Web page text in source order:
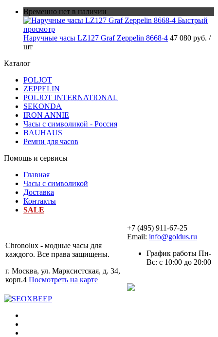
Временно нет в наличии
Быстрый
просмотр
Наручные часы LZ127 Graf Zeppelin 8668-4 47 080 руб. /
шт
Каталог
POLJOT
ZEPPELIN
POLJOT INTERNATIONAL
SEKONDA
IRON ANNIE
Часы с символикой - Россия
BAUHAUS
Ремни для часов
Помощь и сервисы
Главная
Часы с символикой
Доставка
Контакты
SALE
Chronolux - модные часы для
каждого. Все права защищены.
г. Москва, ул. Марксистская, д. 34,
корп.4 Посмотреть на карте
+7 (495) 911-67-25
Email: info@goldus.ru
График работы Пн-
Вс: с 10:00 до 20:00